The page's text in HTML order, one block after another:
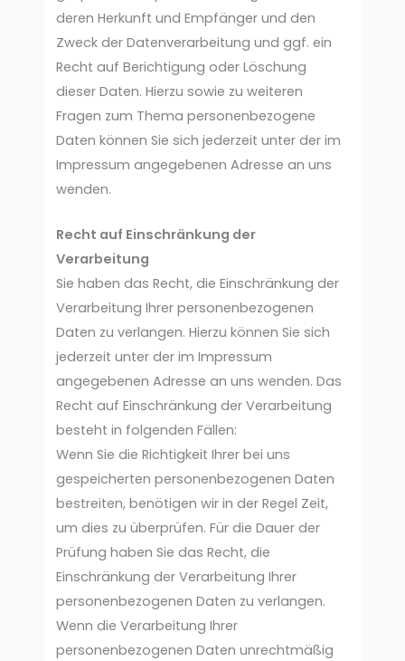
deren Herkunft und Empfänger und den
Zweck der Datenverarbeitung und ggf. ein
Recht auf Berichtigung oder Löschung
dieser Daten. Hierzu sowie zu weiteren
Fragen zum Thema personenbezogene
Daten können Sie sich jederzeit unter der im
Impressum angegebenen Adresse an uns
wenden.
Recht auf Einschränkung der
Verarbeitung
Sie haben das Recht, die Einschränkung der
Verarbeitung Ihrer personenbezogenen
Daten zu verlangen. Hierzu können Sie sich
jederzeit unter der im Impressum
angegebenen Adresse an uns wenden. Das
Recht auf Einschränkung der Verarbeitung
besteht in folgenden Fällen:
Wenn Sie die Richtigkeit Ihrer bei uns
gespeicherten personenbezogenen Daten
bestreiten, benötigen wir in der Regel Zeit,
um dies zu überprüfen. Für die Dauer der
Prüfung haben Sie das Recht, die
Einschränkung der Verarbeitung Ihrer
personenbezogenen Daten zu verlangen.
Wenn die Verarbeitung Ihrer
personenbezogenen Daten unrechtmäßig